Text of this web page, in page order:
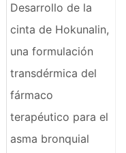
Desarrollo de la
cinta de Hokunalin,
una formulación
transdérmica del
fármaco
terapéutico para el
asma bronquial